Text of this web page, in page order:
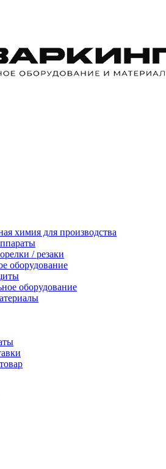
химия для производства
/ резаки
оборудование
оборудование